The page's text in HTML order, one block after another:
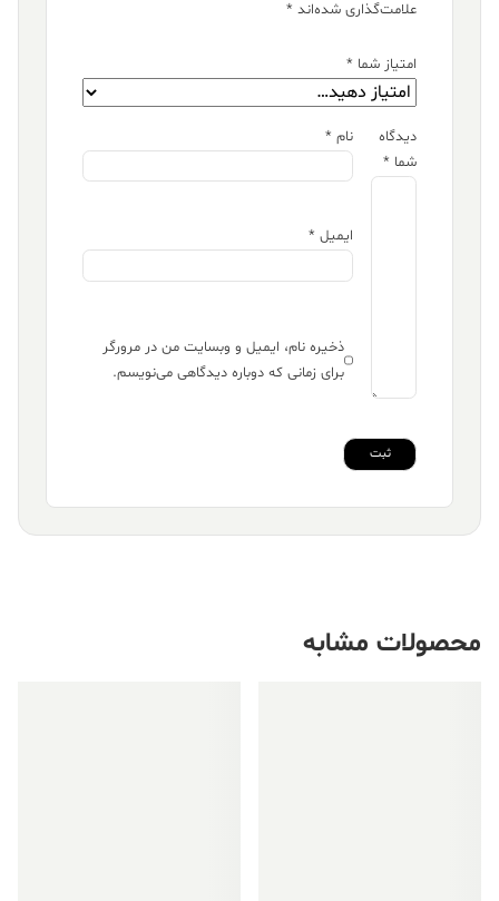
علامت‌گذاری شده‌اند *
امتیاز شما *
دیدگاه
شما *
نام *
ایمیل *
ذخیره نام، ایمیل و وبسایت من در مرورگر
برای زمانی که دوباره دیدگاهی می‌نویسم.
محصولات مشابه